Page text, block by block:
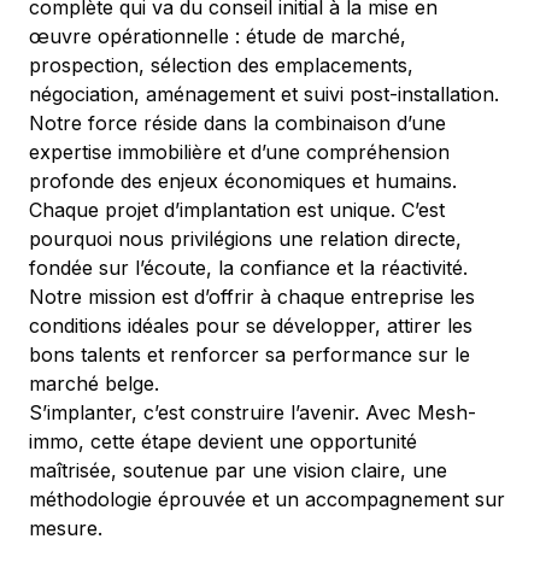
complète qui va du conseil initial à la mise en
œuvre opérationnelle : étude de marché,
prospection, sélection des emplacements,
négociation, aménagement et suivi post-installation.
Notre force réside dans la combinaison d’une
expertise immobilière et d’une compréhension
profonde des enjeux économiques et humains.
Chaque projet d’implantation est unique. C’est
pourquoi nous privilégions une relation directe,
fondée sur l’écoute, la confiance et la réactivité.
Notre mission est d’offrir à chaque entreprise les
conditions idéales pour se développer, attirer les
bons talents et renforcer sa performance sur le
marché belge.
S’implanter, c’est construire l’avenir. Avec Mesh-
immo, cette étape devient une opportunité
maîtrisée, soutenue par une vision claire, une
méthodologie éprouvée et un accompagnement sur
mesure.